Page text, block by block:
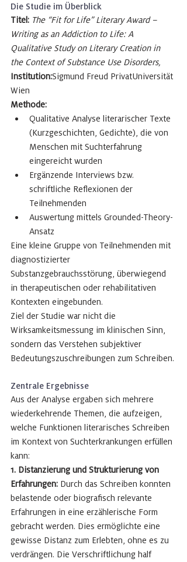
Die Studie im Überblick
Titel: The “Fit for Life” Literary Award –
Writing as an Addiction to Life: A
Qualitative Study on Literary Creation in
the Context of Substance Use Disorders,
Institution:Sigmund Freud PrivatUniversität
Wien
Methode:
Qualitative Analyse literarischer Texte
(Kurzgeschichten, Gedichte), die von
Menschen mit Suchterfahrung
eingereicht wurden
Ergänzende Interviews bzw.
schriftliche Reflexionen der
Teilnehmenden
Auswertung mittels Grounded-Theory-
Ansatz
Eine kleine Gruppe von Teilnehmenden mit
diagnostizierter
Substanzgebrauchsstörung, überwiegend
in therapeutischen oder rehabilitativen
Kontexten eingebunden.
Ziel der Studie war nicht die
Wirksamkeitsmessung im klinischen Sinn,
sondern das Verstehen subjektiver
Bedeutungszuschreibungen zum Schreiben.
Zentrale Ergebnisse
Aus der Analyse ergaben sich mehrere
wiederkehrende Themen, die aufzeigen,
welche Funktionen literarisches Schreiben
im Kontext von Suchterkrankungen erfüllen
kann:
1. Distanzierung und Strukturierung von
Erfahrungen: Durch das Schreiben konnten
belastende oder biografisch relevante
Erfahrungen in eine erzählerische Form
gebracht werden. Dies ermöglichte eine
gewisse Distanz zum Erlebten, ohne es zu
verdrängen. Die Verschriftlichung half